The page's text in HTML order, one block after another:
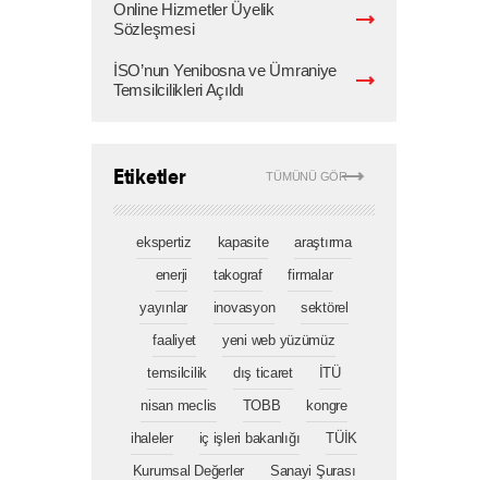
Online Hizmetler Üyelik
Sözleşmesi
İSO’nun Yenibosna ve Ümraniye
Temsilcilikleri Açıldı
TÜMÜNÜ GÖR
Etiketler
ekspertiz kapasite
araştırma
enerji
takograf
firmalar
yayınlar
inovasyon
sektörel
faaliyet
yeni web yüzümüz
temsilcilik
dış ticaret
İTÜ
nisan meclis
TOBB
kongre
ihaleler
iç işleri bakanlığı
TÜİK
Kurumsal Değerler
Sanayi Şurası